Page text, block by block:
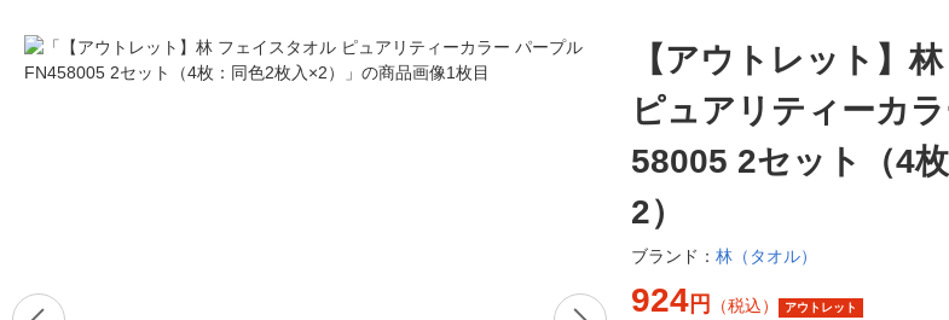
【アウトレット】
ピュアリティーカ
58005 2セット（4
2）
ブランド： 林（タオル）
924 円 （税込） アウトレット